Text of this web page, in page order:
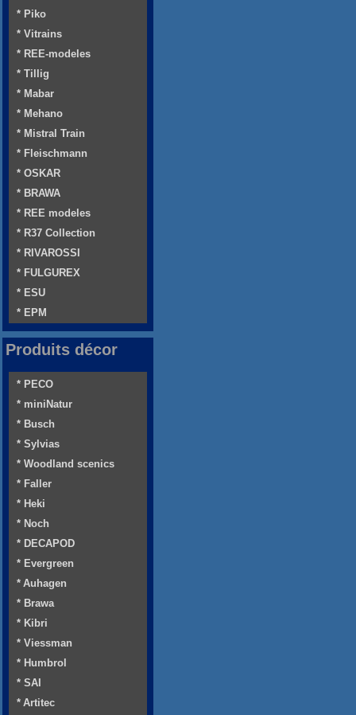
* Piko
* Vitrains
* REE-modeles
* Tillig
* Mabar
* Mehano
* Mistral Train
* Fleischmann
* OSKAR
* BRAWA
* REE modeles
* R37 Collection
* RIVAROSSI
* FULGUREX
* ESU
* EPM
Produits décor
* PECO
* miniNatur
* Busch
* Sylvias
* Woodland scenics
* Faller
* Heki
* Noch
* DECAPOD
* Evergreen
* Auhagen
* Brawa
* Kibri
* Viessman
* Humbrol
* SAI
* Artitec